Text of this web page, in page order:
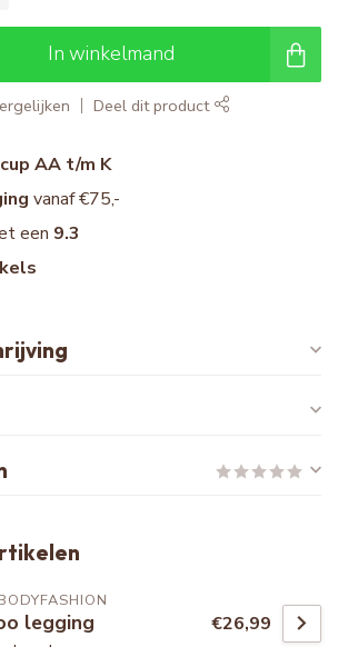
In winkelmand
Deel dit product
cup AA t/m K
vanaf €75,-
een 9.3
legging €26,99